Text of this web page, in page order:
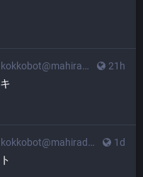
21h
kokkobot@mahiradon.com
1d
kokkobot@mahiradon.com